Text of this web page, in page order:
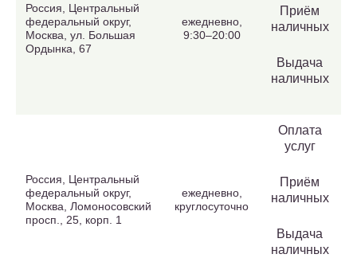
Россия, Центральный
федеральный округ,
Москва, ул. Большая
Ордынка, 67
ежедневно,
9:30–20:00
Приём
наличных
Выдача
наличных
Россия, Центральный
федеральный округ,
Москва, Ломоносовский
просп., 25, корп. 1
ежедневно,
круглосуточно
Оплата
услуг
Приём
наличных
Выдача
наличных